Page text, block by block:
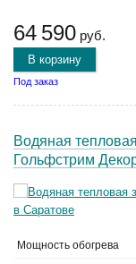
64 590 руб.
В корзину
Под заказ
Водяная
Гольфстрим
Мощность обогрева